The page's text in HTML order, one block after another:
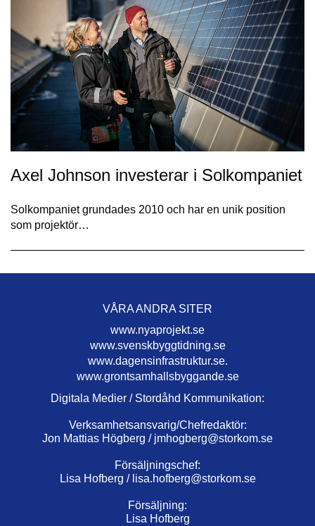
Axel Johnson investerar i Solkompaniet
Solkompaniet grundades 2010 och har en unik position
som projektör…
VÅRA ANDRA SITER
www.nyaprojekt.se
www.svenskbyggtidning.se
www.dagensinfrastruktur.se.
www.grontsamhallsbyggande.se
Digitala Medier / Stordåhd Kommunikation:
Verksamhetsansvarig/Chefredaktör:
Jon Mattias Högberg / jmhogberg@storkom.se
Försäljningschef:
Lisa Hofberg / lisa.hofberg@storkom.se
Försäljning:
Lisa Hofberg